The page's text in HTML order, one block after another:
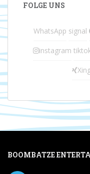
FOLGE UNS
WhatsApp signal
instagram
BOOMBATZE